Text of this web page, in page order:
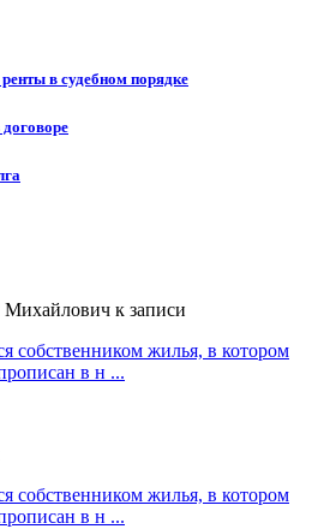
в судебном порядке
к записи
собственником жилья, в котором
в н ...
собственником жилья, в котором
в н ...